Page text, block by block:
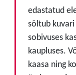
edastatud
sõltub
sobivuses
kaupluses.
kaasa ning